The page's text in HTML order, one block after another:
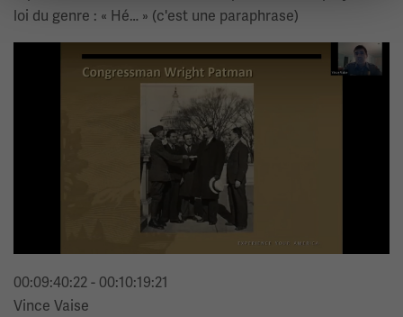
loi du genre : « Hé… » (c'est une paraphrase)
00:09:40:22 - 00:10:19:21
Vince Vaise